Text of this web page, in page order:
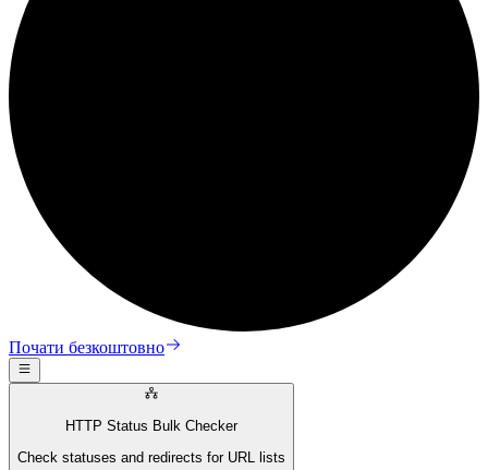
Почати безкоштовно
HTTP Status Bulk Checker
Check statuses and redirects for URL lists